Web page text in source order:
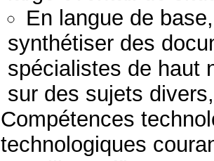
En langue de
synthétiser des
spécialistes de haut
sur des sujets
Compétences
technologiques